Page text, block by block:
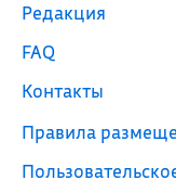
Редакция
FAQ
Контакты
Правила